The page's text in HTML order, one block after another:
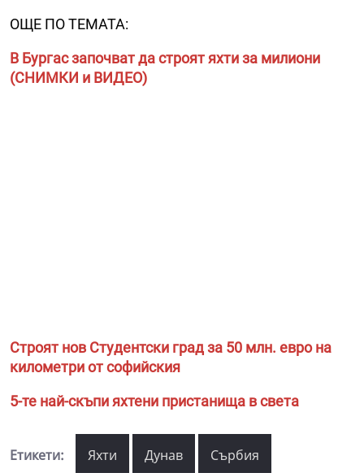
ОЩЕ ПО ТЕМАТА:
В Бургас започват да строят яхти за милиони
(СНИМКИ и ВИДЕО)
Строят нов Студентски град за 50 млн. евро на
километри от софийския
5-те най-скъпи яхтени пристанища в света
Етикети: Яхти Дунав Сърбия